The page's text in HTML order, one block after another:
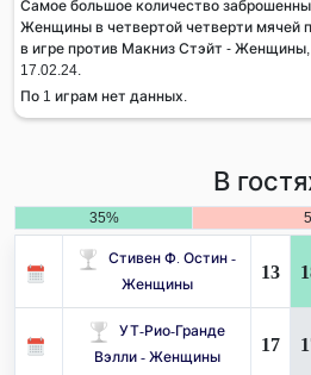
Самое большое количество
Женщины в четвертой четверти мячей
в игре против Макниз Стэйт - Женщины,
17.02.24.
По 1 играм нет данных.
В
35%
Стивен Ф. Остин -
Женщины
13
УТ-Рио-Гранде
Вэлли - Женщины
17